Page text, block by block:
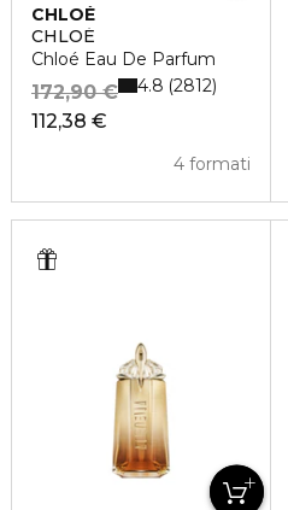
CHLOÉ
CHLOÉ
Chloé Eau De Parfum
112,38 €
172,90 €
4 formati
4.8 2812